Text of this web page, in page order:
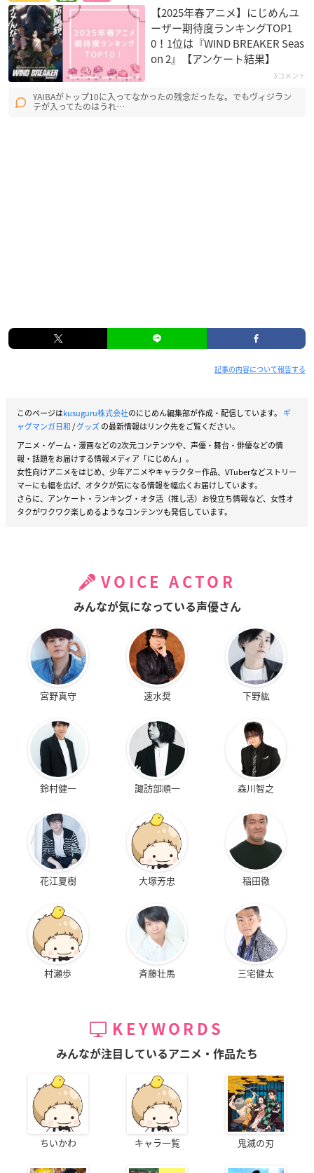
【2025年春アニメ】にじめんユ
ーザー期待度ランキングTOP1
0！1位は『WIND BREAKER Seas
on 2』【アンケート結果】
3コメント
YAIBAがトップ10に入ってなかったの残念だったな。でもヴィジラン
テが入ってたのはうれ…
記事の内容について報告する
このページはkusuguru株式会社のにじめん編集部が作成・配信しています。 ギ
ャグマンガ日和/グッズの最新情報はリンク先をご覧ください。
アニメ・ゲーム・漫画などの2次元コンテンツや、声優・舞台・俳優などの情
報・話題をお届けする情報メディア「にじめん」。
女性向けアニメをはじめ、少年アニメやキャラクター作品、VTuberなどストリー
マーにも幅を広げ、オタクが気になる情報を幅広くお届けしています。
さらに、アンケート・ランキング・オタ活（推し活）お役立ち情報など、女性オ
タクがワクワク楽しめるようなコンテンツも発信しています。
VOICE ACTOR
みんなが気になっている声優さん
宮野真守 速水奨 下野紘
鈴村健一 諏訪部順一 森川智之
花江夏樹 大塚芳忠 稲田徹
村瀬歩 斉藤壮馬 三宅健太
KEYWORDS
みんなが注目しているアニメ・作品たち
ちいかわ キャラ一覧 鬼滅の刃